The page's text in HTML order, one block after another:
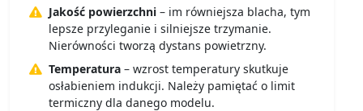
Jakość powierzchni – im równiejsza blacha, tym
lepsze przyleganie i silniejsze trzymanie.
Nierówności tworzą dystans powietrzny.
Temperatura – wzrost temperatury skutkuje
osłabieniem indukcji. Należy pamiętać o limit
termiczny dla danego modelu.